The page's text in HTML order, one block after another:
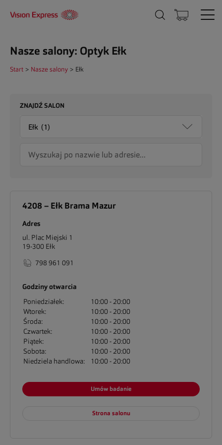
Nasze salony: Optyk Ełk
Start > Nasze salony > Ełk
ZNAJDŹ SALON
4208 – Ełk Brama Mazur
Adres
ul. Plac Miejski 1
19-300 Ełk
798 961 091
Godziny otwarcia
Poniedziałek: 10:00
20:00
Wtorek:
10:00
20:00
Środa:
10:00
20:00
Czwartek:
10:00
20:00
Piątek:
10:00
20:00
Sobota:
10:00
20:00
Niedziela handlowa:
10:00 20:00
Umów badanie
Strona salonu